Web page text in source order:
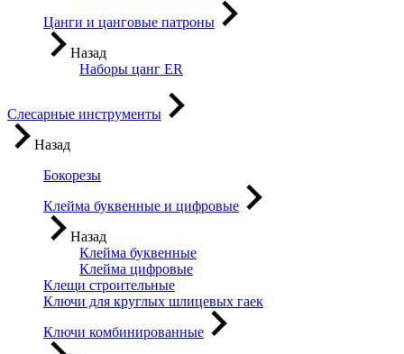
Цанги и цанговые патроны
Назад
Наборы цанг ER
Слесарные инструменты
Назад
Бокорезы
Клейма буквенные и цифровые
Назад
Клейма буквенные
Клейма цифровые
Клещи строительные
Ключи для круглых шлицевых гаек
Ключи комбинированные